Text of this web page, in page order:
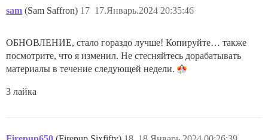
sam (Sam Saffron) 17.Январь.2024 20:35:46
17
ОБНОВЛЕНИЕ, стало гораздо лучше! Копируйте… также
посмотрите, что я изменил. Не стесняйтесь дорабатывать
материалы в течение следующей недели.
3 лайка